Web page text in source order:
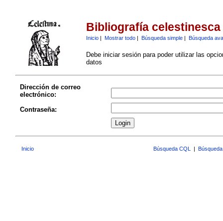
Bibliografía celestinesca
Inicio| Mostrar todo| Búsqueda simple| Búsqueda
Debe iniciar sesión para poder utilizar las
datos
Dirección de correo
electrónico:
Contraseña:
Inicio Búsqueda CQL |